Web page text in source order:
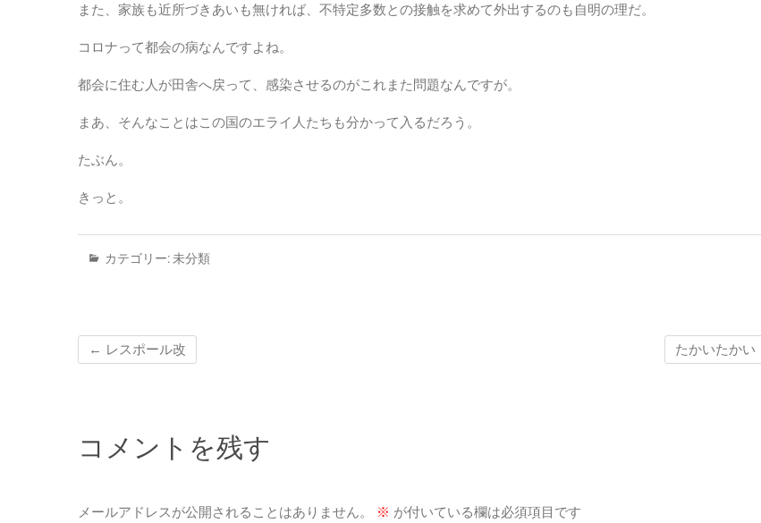
また、家族も近所づきあいも無ければ、不特定多数との接触を求めて外出するのも自明の理だ。
コロナって都会の病なんですよね。
都会に住む人が田舎へ戻って、感染させるのがこれまた問題なんですが。
まあ、そんなことはこの国のエライ人たちも分かって入るだろう。
たぶん。
きっと。
カテゴリー: 未分類
← レスポール改 たかいたかい
コメントを残す
メールアドレスが公開されることはありません。 ※ が付いている欄は必須項目です